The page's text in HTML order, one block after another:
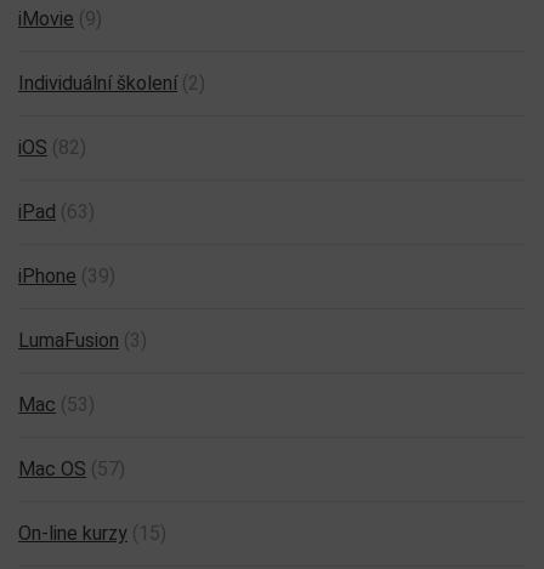
iMovie (9)
Individuální školení (2)
iOS (82)
iPad (63)
iPhone (39)
LumaFusion (3)
Mac (53)
Mac OS (57)
On-line kurzy (15)